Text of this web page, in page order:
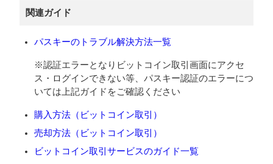
関連ガイド
パスキーのトラブル解決方法一覧
※認証エラーとなりビットコイン取引画面にアクセ
ス・ログインできない等、パスキー認証のエラーにつ
いては上記ガイドをご確認ください
購入方法（ビットコイン取引）
売却方法（ビットコイン取引）
ビットコイン取引サービスのガイド一覧